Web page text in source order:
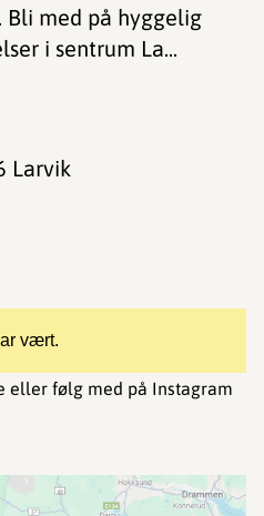
Bli med på hyggelig
i sentrum La...
vært.
eller følg med på Instagram
Larvik